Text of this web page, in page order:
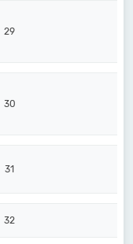
29
30
31
32